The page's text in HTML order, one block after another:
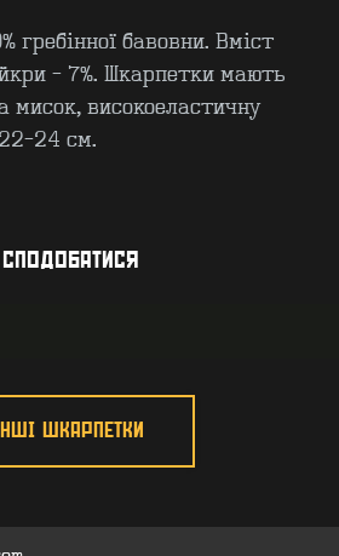
гребінної бавовни. Вміст
- 7%. Шкарпетки мають
мисок, високоеластичну
24 см.
ШКАРПЕТКИ
INSIDE